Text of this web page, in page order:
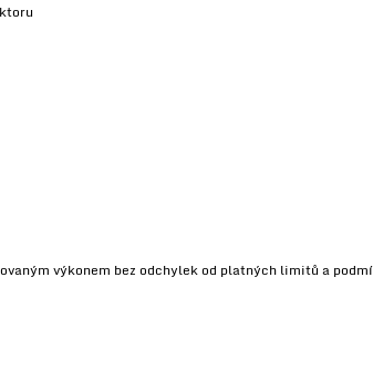
výkonem bez odchylek od platných limitů a